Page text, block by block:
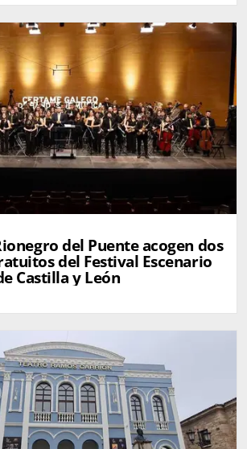
del Puente acogen dos
del Festival Escenario
Castilla y León